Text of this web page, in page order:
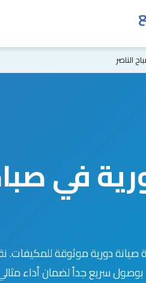
الناصر
في
صيانة دورية موثوقة للمكيفات.
سريع جداً لضمان أداء